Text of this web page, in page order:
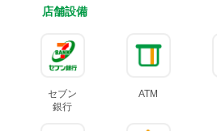
店舗設備
セブン
銀行
ATM